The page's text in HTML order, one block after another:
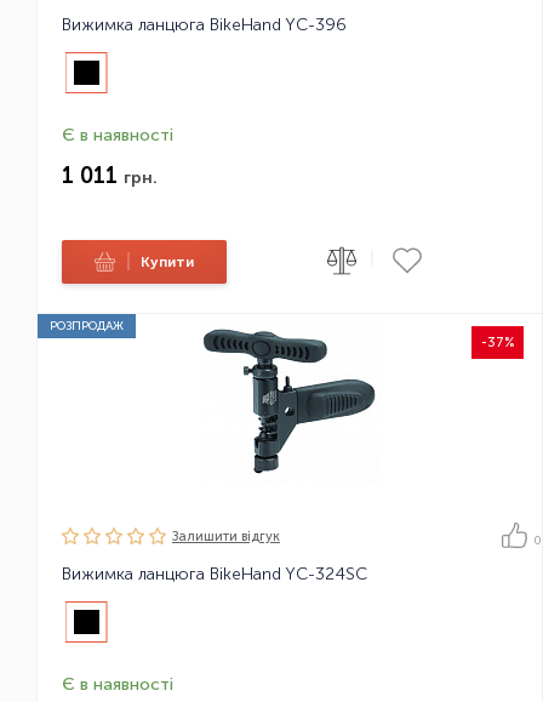
Вижимка ланцюга BikeHand YC-396
Є в наявності
1 011 грн.
Купити
РОЗПРОДАЖ
-37%
Залишити вiдгук 0
Вижимка ланцюга BikeHand YC-324SC
Є в наявності